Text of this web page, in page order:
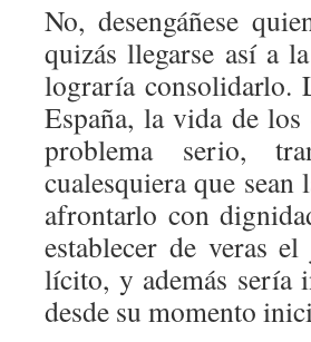
No, desengáñese
quizás llegarse así a
lograría consolidarlo.
España, la vida de los
problema serio,
cualesquiera que
afrontarlo con
establecer de veras
lícito, y además sería
desde su momento